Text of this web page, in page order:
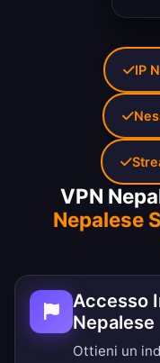
VPN
Nepalese
Accesso
Nepalese
Ottieni un
IP